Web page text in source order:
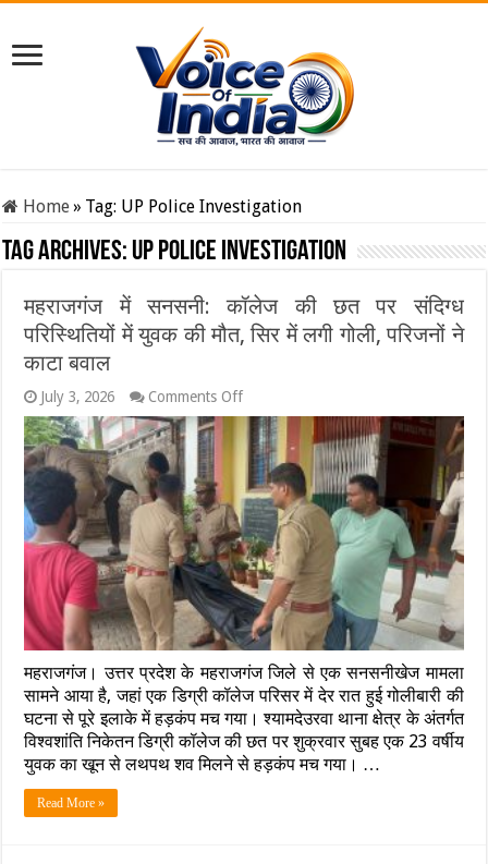
Home» Tag: UP Police Investigation
Tag Archives: UP Police Investigation
महराजगंज में सनसनी: कॉलेज की छत पर संदिग्ध
परिस्थितियों में युवक की मौत, सिर में लगी गोली, परिजनों ने
काटा बवाल
July 3, 2026 Comments Offon
महराजगंज
सनसनी:
कॉलेज
की
छत
पर
संदिग्ध
परिस्थितियों
में
युवक
की
मौत,
सिर
में
लगी
परिजनों
ने
काटा
महराजगंज। उत्तर प्रदेश के महराजगंज जिले से एक सनसनीखेज मामला
सामने आया है, जहां एक डिग्री कॉलेज परिसर में देर रात हुई गोलीबारी की
घटना से पूरे इलाके में हड़कंप मच गया। श्यामदेउरवा थाना क्षेत्र के अंतर्गत
विश्वशांति निकेतन डिग्री कॉलेज की छत पर शुक्रवार सुबह एक 23 वर्षीय
युवक का खून से लथपथ शव मिलने से हड़कंप मच गया। …
Read More »